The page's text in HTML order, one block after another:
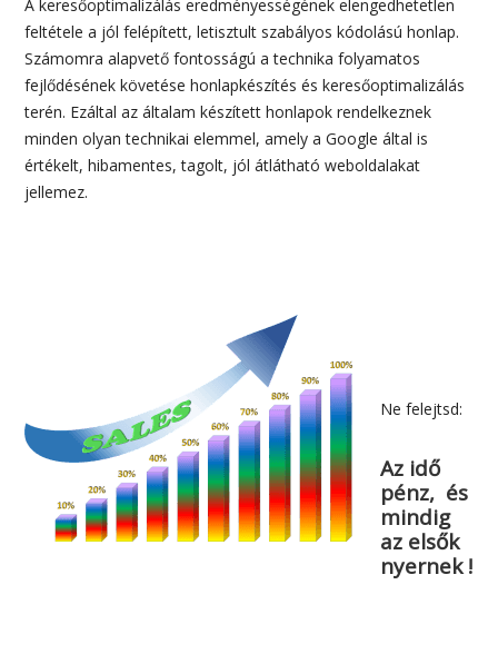
A keresőoptimalizálás eredményességének elengedhetetlen
feltétele a jól felépített, letisztult szabályos kódolású honlap.
Számomra alapvető fontosságú a technika folyamatos
fejlődésének követése honlapkészítés és keresőoptimalizálás
terén. Ezáltal az általam készített honlapok rendelkeznek
minden olyan technikai elemmel, amely a Google által is
értékelt, hibamentes, tagolt, jól átlátható weboldalakat
jellemez.
Ne felejtsd:
Az idő
pénz, és
mindig
az elsők
nyernek !